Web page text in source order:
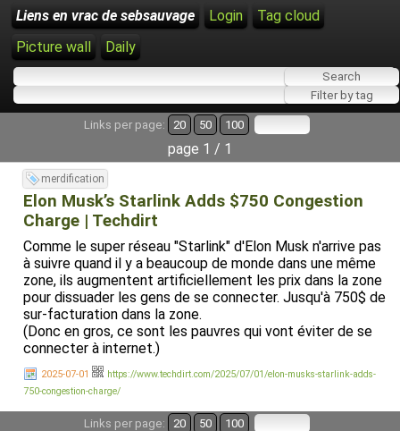
Liens en vrac de sebsauvage Login
Tag cloud
Picture wall
Daily
Links per page: 20 50 100
page 1 / 1
merdification
Elon Musk’s Starlink Adds $750 Congestion
Charge | Techdirt
Comme le super réseau "Starlink" d'Elon Musk n'arrive pas
à suivre quand il y a beaucoup de monde dans une même
zone, ils augmentent artificiellement les prix dans la zone
pour dissuader les gens de se connecter. Jusqu'à 750$ de
sur-facturation dans la zone.
(Donc en gros, ce sont les pauvres qui vont éviter de se
connecter à internet.)
2025-07-01
https://www.techdirt.com/2025/07/01/elon-musks-starlink-adds-
750-congestion-charge/
Links per page: 20 50 100